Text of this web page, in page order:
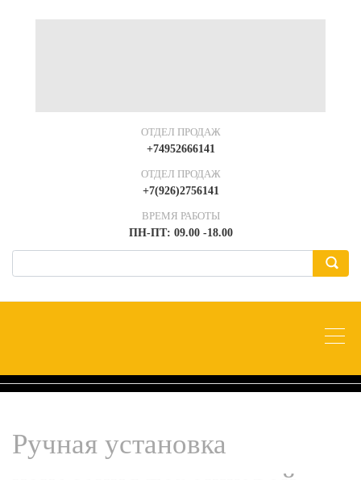
ОТДЕЛ ПРОДАЖ
+74952666141
ОТДЕЛ ПРОДАЖ
+7(926)2756141
ВРЕМЯ РАБОТЫ
ПН-ПТ: 09.00 -18.00
Ручная установка